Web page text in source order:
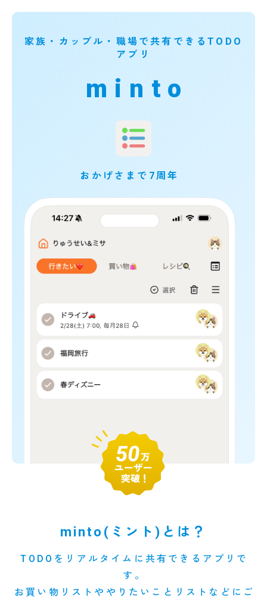
家族・カップル・職場で共有できるTODO
アプリ
minto
おかげさまで7周年
minto(ミント)とは？
TODOをリアルタイムに共有できるアプリで
す。
お買い物リストややりたいことリストなどにご